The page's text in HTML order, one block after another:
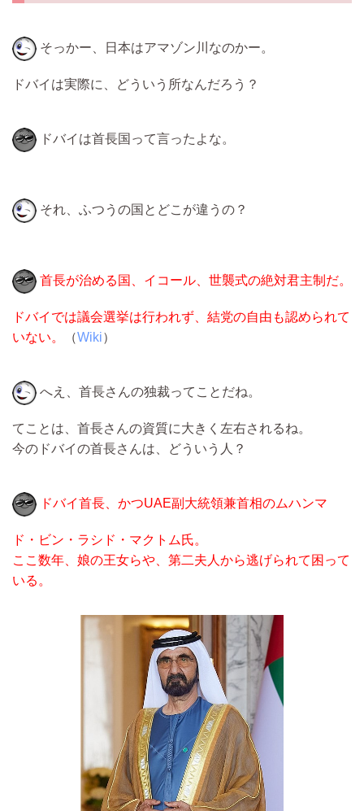
そっかー、日本はアマゾン川なのかー。
ドバイは実際に、どういう所なんだろう？
ドバイは首長国って言ったよな。
それ、ふつうの国とどこが違うの？
首長が治める国、イコール、世襲式の絶対君主制だ。
ドバイでは議会選挙は行われず、結党の自由も認められて
いない。
（Wiki）
へえ、首長さんの独裁ってことだね。
てことは、首長さんの資質に大きく左右されるね。
今のドバイの首長さんは、どういう人？
ドバイ首長、かつUAE副大統領兼首相のムハンマ
ド・ビン・ラシド・マクトム氏。
ここ数年、娘の王女らや、第二夫人から逃げられて困って
いる。